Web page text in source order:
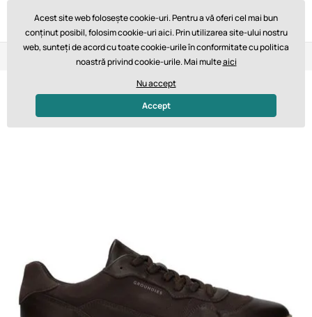
Retur în 14 zile Livrare rapidă de la 747,61 lei GRATUIT
Acest site web folosește cookie-uri. Pentru a vă oferi cel mai bun
conținut posibil, folosim cookie-uri aici. Prin utilizarea site-ului nostru
web, sunteți de acord cu toate cookie-urile în conformitate cu politica
noastră privind cookie-urile. Mai multeaici
Nu accept
Accept